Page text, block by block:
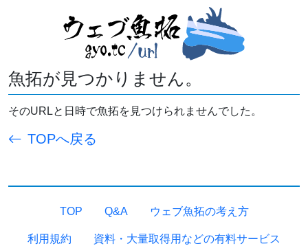
魚拓が見つかりません。
そのURLと日時で魚拓を見つけられませんでした。
TOPへ戻る
TOP Q&A ウェブ魚拓の考え方
利用規約 資料・大量取得用などの有料サービス